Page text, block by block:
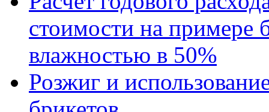
стоимости на примере
влажностью в 50%
Розжиг и